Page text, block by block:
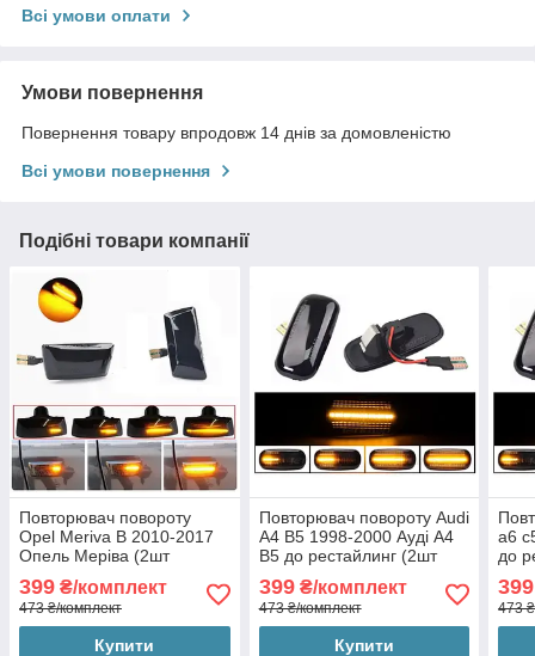
Всі умови оплати
Умови повернення
Повернення товару впродовж 14 днів за домовленістю
Всі умови повернення
Подібні товари компанії
Повторювач повороту
Opel Meriva B 2010-2017
Опель Меріва (2шт
399 ₴/комплект
473 ₴/комплект
Купити
Повторювач повороту Audi
A4 B5 1998-2000 Ауді А4
B5 до рестайлинг (2шт
399₴/комплект
473 ₴/комплект
Купити
а6
до
399
473